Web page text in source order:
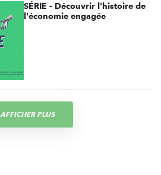
SÉRIE - Découvrir l'histoire de
l'économie engagée
AFFICHER PLUS